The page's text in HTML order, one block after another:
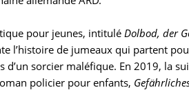
pour jeunes, intituléDolbod, der
l’histoire de jumeaux qui partent
sorcier maléfique. En 2019, la
policier pour enfants,